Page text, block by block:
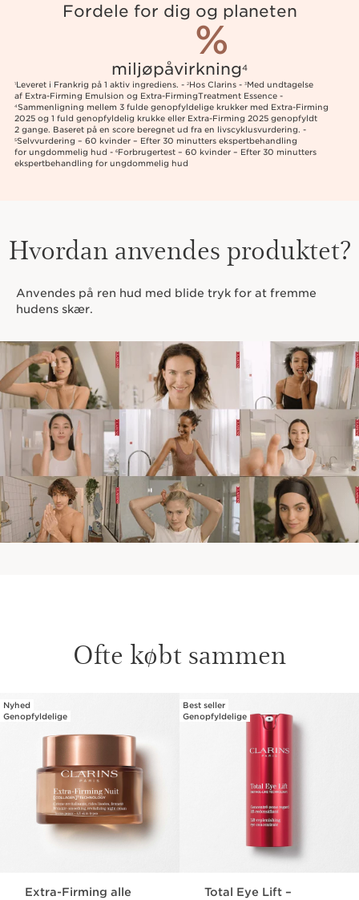
Fordele for dig og planeten
%
miljøpåvirkning4
1Leveret i Frankrig på 1 aktiv ingrediens. - 2Hos Clarins - 3Med undtagelse
af Extra-Firming Emulsion og Extra-FirmingTreatment Essence -
4Sammenligning mellem 3 fulde genopfyldelige krukker med Extra-Firming
2025 og 1 fuld genopfyldelig krukke eller Extra-Firming 2025 genopfyldt
2 gange. Baseret på en score beregnet ud fra en livscyklusvurdering. -
5Selvvurdering – 60 kvinder – Efter 30 minutters ekspertbehandling
for ungdommelig hud - 6Forbrugertest – 60 kvinder – Efter 30 minutters
ekspertbehandling for ungdommelig hud
Hvordan anvendes produktet?
Anvendes på ren hud med blide tryk for at fremme
hudens skær.
Ofte købt sammen
HOP TIL INDHOLD
Nyhed
Genopfyldelige
Extra-Firming alle
Best seller
Genopfyldelige
Total Eye Lift –